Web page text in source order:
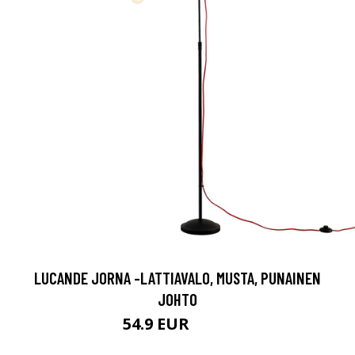
LUCANDE JORNA -LATTIAVALO, MUSTA, PUNAINEN
JOHTO
54.9 EUR